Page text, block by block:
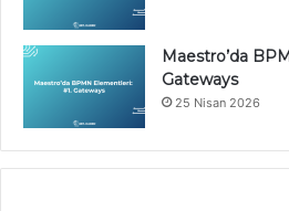
Maestro’da
Gateways
25 Nisan 2026